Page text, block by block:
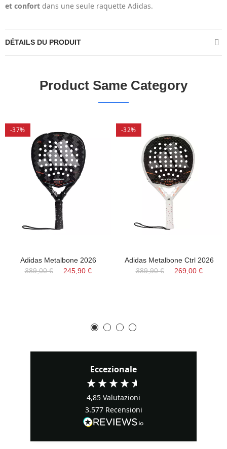
et confort dans une seule raquette Adidas.
DÉTAILS DU PRODUIT
Product Same Category
-37%
Adidas Metalbone 2026
389,00 €
245,90 €
-32%
Adidas Metalbone Ctrl 2026
389,90 €
269,00 €
Eccezionale
4,85 Valutazioni
3.577 Recensioni